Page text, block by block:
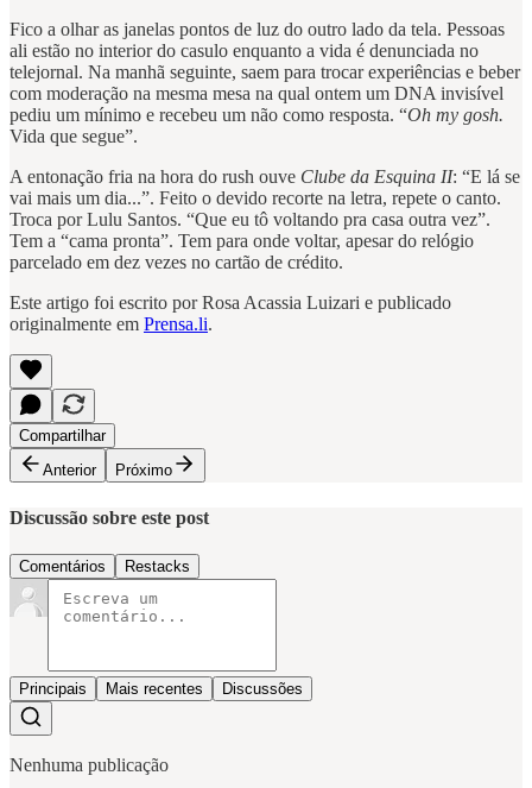
Fico a olhar as janelas pontos de luz do outro lado da tela. Pessoas
ali estão no interior do casulo enquanto a vida é denunciada no
telejornal. Na manhã seguinte, saem para trocar experiências e beber
com moderação na mesma mesa na qual ontem um DNA invisível
pediu um mínimo e recebeu um não como resposta. “Oh my gosh.
Vida que segue”.
A entonação fria na hora do rush ouve Clube da Esquina II: “E lá se
vai mais um dia...”. Feito o devido recorte na letra, repete o canto.
Troca por Lulu Santos. “Que eu tô voltando pra casa outra vez”.
Tem a “cama pronta”. Tem para onde voltar, apesar do relógio
parcelado em dez vezes no cartão de crédito.
Este artigo foi escrito por Rosa Acassia Luizari e publicado
originalmente em Prensa.li.
Compartilhar
Anterior
Próximo
Discussão sobre este post
Comentários Restacks
Principais Mais recentes Discussões
Nenhuma publicação